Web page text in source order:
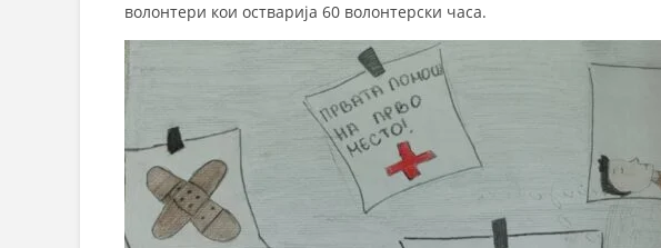
волонтери кои остварија 60 волонтерски часа.